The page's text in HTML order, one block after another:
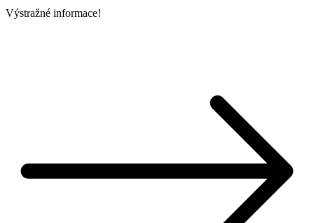
Výstražné informace!